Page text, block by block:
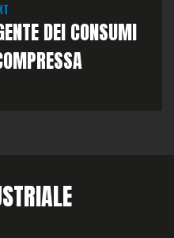
DEI CONSUMI